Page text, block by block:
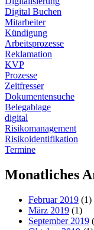
Digital Buchen
Mitarbeiter
Kündigung
Arbeitsprozesse
Reklamation
KVP
Prozesse
Zeitfresser
Dokumentensuche
Belegablage
digital
Risikomanagement
Risikoidentifikation
Termine
Monatliches
Februar 2019 (1)
März 2019 (1)
September 2019